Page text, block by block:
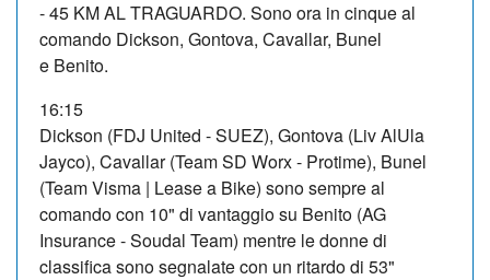
- 45 KM AL TRAGUARDO. Sono ora in cinque al
comando Dickson, Gontova, Cavallar, Bunel
e Benito.
16:15
Dickson (FDJ United - SUEZ), Gontova (Liv AlUla
Jayco), Cavallar (Team SD Worx - Protime), Bunel
(Team Visma | Lease a Bike) sono sempre al
comando con 10" di vantaggio su Benito (AG
Insurance - Soudal Team) mentre le donne di
classifica sono segnalate con un ritardo di 53"